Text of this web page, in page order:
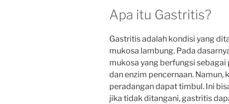
Apa itu Gastritis?
Gastritis adalah kondisi yang
mukosa lambung. Pada
mukosa yang berfungsi
dan enzim pencernaan. Namun,
peradangan dapat timbul. Ini
jika tidak ditangani, gastritis